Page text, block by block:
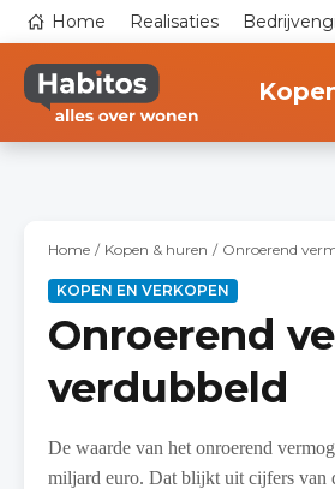
naar
inhoud
gaan
Top
navigation
Home Realisaties
Home Kopen & huren Onroerend
KOPEN EN VERKOPEN
Onroerend
verdubbeld
De waarde van het onroerend
miljard euro. Dat blijkt uit cijfers van